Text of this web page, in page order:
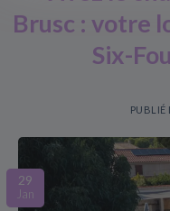
Brusc : votre
Six-
PUBLIÉ
29
Jan